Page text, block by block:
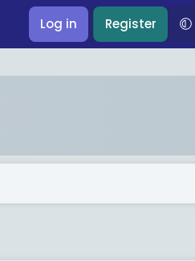
Log in Register